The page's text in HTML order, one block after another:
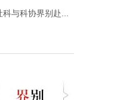
与科协界别赴...